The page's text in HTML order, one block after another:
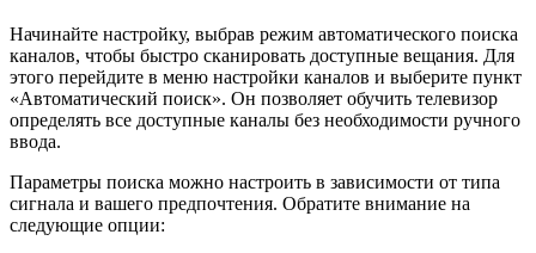
Начинайте настройку, выбрав режим автоматического поиска
каналов, чтобы быстро сканировать доступные вещания. Для
этого перейдите в меню настройки каналов и выберите пункт
«Автоматический поиск». Он позволяет обучить телевизор
определять все доступные каналы без необходимости ручного
ввода.
Параметры поиска можно настроить в зависимости от типа
сигнала и вашего предпочтения. Обратите внимание на
следующие опции: